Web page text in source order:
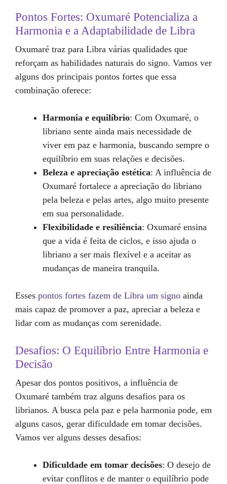
Pontos Fortes: Oxumaré Potencializa a
Harmonia e a Adaptabilidade de Libra
Oxumaré traz para Libra várias qualidades que
reforçam as habilidades naturais do signo. Vamos ver
alguns dos principais pontos fortes que essa
combinação oferece:
Harmonia e equilíbrio: Com Oxumaré, o
libriano sente ainda mais necessidade de
viver em paz e harmonia, buscando sempre o
equilíbrio em suas relações e decisões.
Beleza e apreciação estética: A influência de
Oxumaré fortalece a apreciação do libriano
pela beleza e pelas artes, algo muito presente
em sua personalidade.
Flexibilidade e resiliência: Oxumaré ensina
que a vida é feita de ciclos, e isso ajuda o
libriano a ser mais flexível e a aceitar as
mudanças de maneira tranquila.
Esses pontos fortes fazem de Libra um signo ainda
mais capaz de promover a paz, apreciar a beleza e
lidar com as mudanças com serenidade.
Desafios: O Equilíbrio Entre Harmonia e
Decisão
Apesar dos pontos positivos, a influência de
Oxumaré também traz alguns desafios para os
librianos. A busca pela paz e pela harmonia pode, em
alguns casos, gerar dificuldade em tomar decisões.
Vamos ver alguns desses desafios:
Dificuldade em tomar decisões: O desejo de
evitar conflitos e de manter o equilíbrio pode